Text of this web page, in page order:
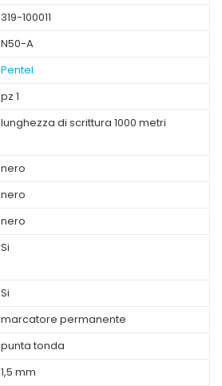
319-100011
N50-A
Pentel
pz 1
lunghezza di scrittura 1000 metri
nero
nero
nero
Si
Si
marcatore permanente
punta tonda
1,5 mm